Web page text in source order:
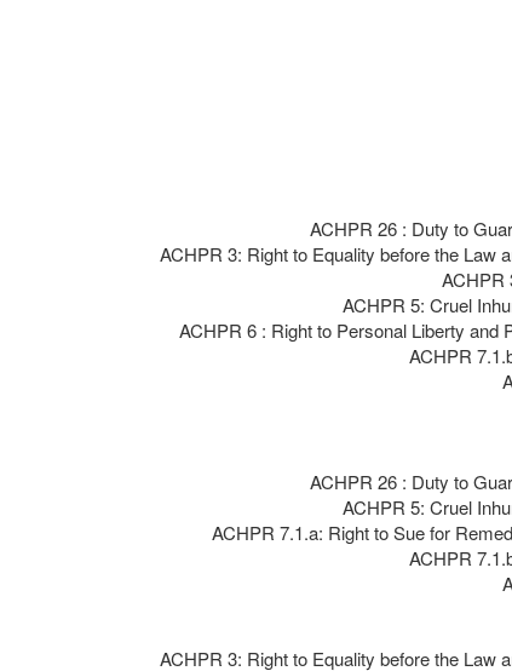
ACHPR 26 : Duty to
ACHPR 3: Right to Equality before the Law
ACHPR
ACHPR 5: Cruel
ACHPR 6 : Right to Personal Liberty and
ACHPR
ACHPR 26 : Duty to
ACHPR 5: Cruel
ACHPR 7.1.a: Right to Sue for
ACHPR
ACHPR 3: Right to Equality before the Law